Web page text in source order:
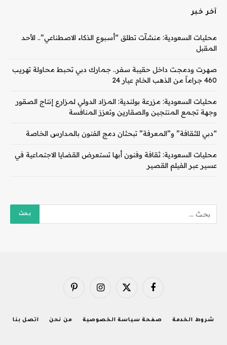
آخر خبر
محليات السعودية: منشآت تطلق “أسبوع الذكاء الاصطناعي”.. الأحد
المقبل
صهرت ودمجت داخل حقيبة سفر.. جمارك دبي تحبط محاولة تهريب
460 جراماً من الذهب الخام عيار 24
محليات السعودية: مزرعة بولندية: المزاد الدولي لمزارع إنتاج الصقور
وجهة تجمع المنتجين والصقارين وتعزز المنافسة
“دبي للثقافة” و”المعرفة” تبحثان دمج الفنون بالمدارس الخاصة
محليات السعودية: ثقافة وفنون أبها تستعرض القضايا الاجتماعية في
عسير عبر الفيلم القصير
فيسبوك X
الانستغرامبينتيريست
شروط الخدمة صفحة سياسة الخصوصية من نحن اتصل بنا